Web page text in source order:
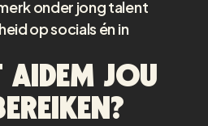
onder jong talent
op socials én in
Aidem jou